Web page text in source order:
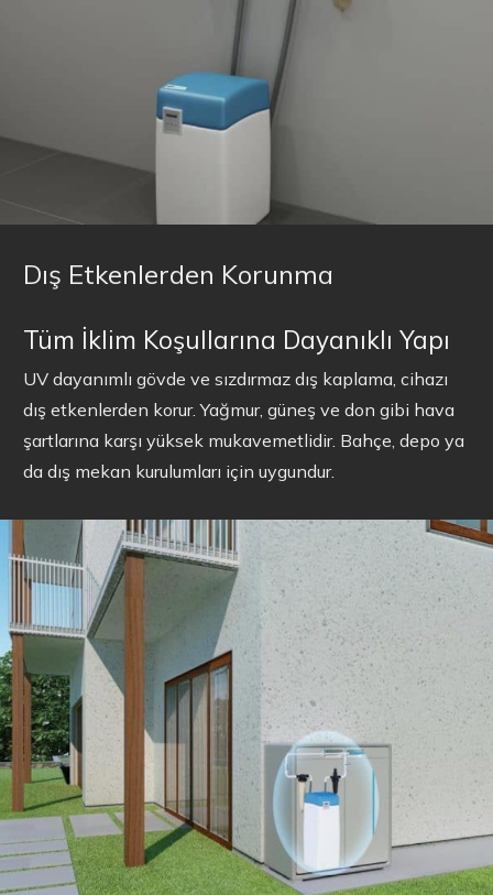
Dış Etkenlerden Korunma
Tüm İklim Koşullarına Dayanıklı Yapı
UV dayanımlı gövde ve sızdırmaz dış kaplama, cihazı
dış etkenlerden korur. Yağmur, güneş ve don gibi hava
şartlarına karşı yüksek mukavemetlidir. Bahçe, depo ya
da dış mekan kurulumları için uygundur.